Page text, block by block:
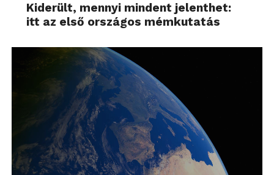
Kiderült, mennyi mindent jelenthet:
itt az első országos mémkutatás